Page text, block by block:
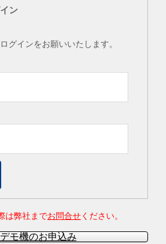
ン
グインをお願いいたします。
は弊社までお問合せください。
デモ機のお申込み